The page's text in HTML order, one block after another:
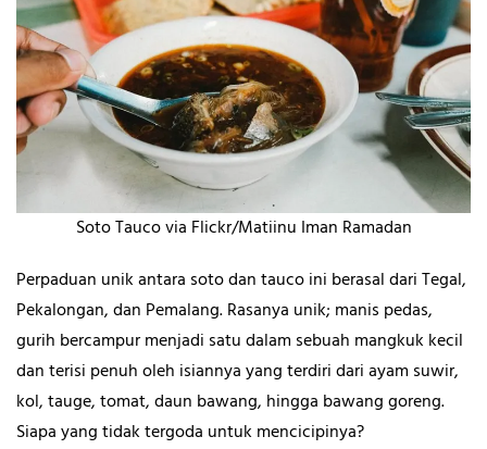
Soto Tauco via Flickr/Matiinu Iman Ramadan
Perpaduan unik antara soto dan tauco ini berasal dari Tegal,
Pekalongan, dan Pemalang. Rasanya unik; manis pedas,
gurih bercampur menjadi satu dalam sebuah mangkuk kecil
dan terisi penuh oleh isiannya yang terdiri dari ayam suwir,
kol, tauge, tomat, daun bawang, hingga bawang goreng.
Siapa yang tidak tergoda untuk mencicipinya?